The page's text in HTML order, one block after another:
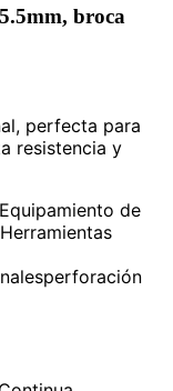
broca
perfecta para
resistencia y
de
perforación